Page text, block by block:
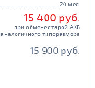
24 мес.
15 400 руб.
при обмене старой АКБ
аналогичного типоразмера
15 900 руб.